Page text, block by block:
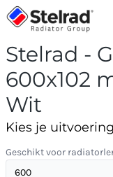
Stelrad -
600x102
Wit
Kies je uitvoering
Geschikt voor